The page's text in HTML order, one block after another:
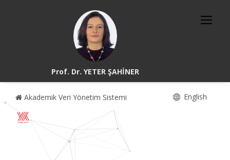
Prof. Dr. YETER ŞAHİNER
Akademik Veri Yönetim Sistemi English